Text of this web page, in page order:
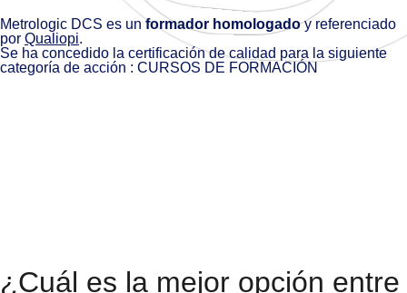
Metrologic DCS es unformador homologadoy referenciado
por Qualiopi.
Se ha concedido la certificación de calidad para la siguiente
categoría de acción : CURSOS DE FORMACIÓN
¿Cuál es la mejor opción entre